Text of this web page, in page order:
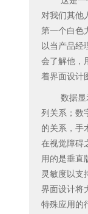
对我们其他
第一个白色
以当产品经
会了解他，
着界面设计
数据显示
列关系；数
的关系，手
在视觉障碍
用的是垂直
灵敏度以支
界面设计将
特殊应用的